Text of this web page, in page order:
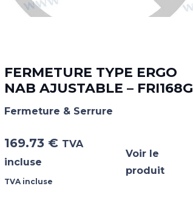
FERMETURE TYPE ERGO
NAB AJUSTABLE – FRI168G
Fermeture & Serrure
169.73 € TVA
incluse
TVA incluse
Voir le
produit